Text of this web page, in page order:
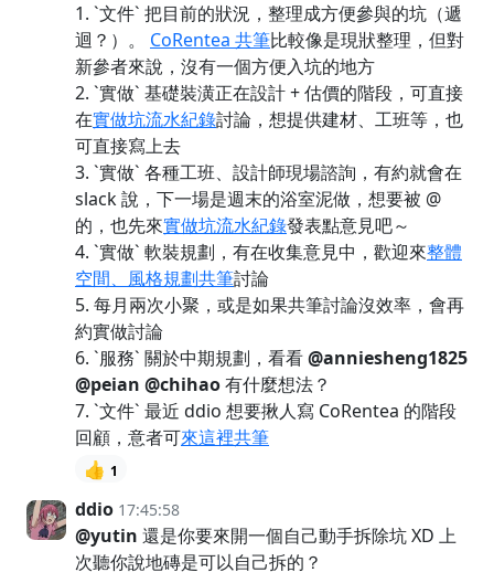
1. `文件` 把目前的狀況，整理成方便參與的坑（遞
迴？）。 CoRentea 共筆比較像是現狀整理，但對
新參者來說，沒有一個方便入坑的地方
2. `實做` 基礎裝潢正在設計 + 估價的階段，可直接
在實做坑流水紀錄討論，想提供建材、工班等，也
可直接寫上去
3. `實做` 各種工班、設計師現場諮詢，有約就會在
slack 說，下一場是週末的浴室泥做，想要被 @
的，也先來實做坑流水紀錄發表點意見吧～
4. `實做` 軟裝規劃，有在收集意見中，歡迎來整體
空間、風格規劃共筆討論
5. 每月兩次小聚，或是如果共筆討論沒效率，會再
約實做討論
6. `服務` 關於中期規劃，看看@anniesheng1825
@peian @chihao有什麼想法？
7. `文件` 最近 ddio 想要揪人寫 CoRentea 的階段
回顧，意者可來這裡共筆
👍 1
ddio 17:45:58
@yutin 還是你要來開一個自己動手拆除坑 XD 上
次聽你說地磚是可以自己拆的？